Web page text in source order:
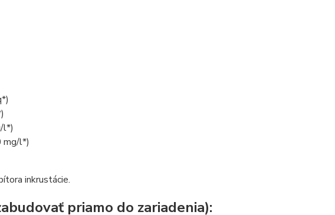
l*)
mg/l*)
inkrustácie.
priamo do zariadenia):